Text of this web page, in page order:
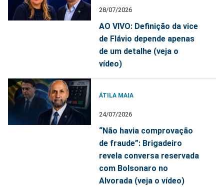
28/07/2026
AO VIVO: Definição da vice
de Flávio depende apenas
de um detalhe (veja o
vídeo)
ÁTILA MAIA
24/07/2026
“Não havia comprovação
de fraude”: Brigadeiro
revela conversa reservada
com Bolsonaro no
Alvorada (veja o vídeo)